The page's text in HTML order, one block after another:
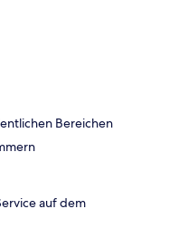
Bereichen
auf dem